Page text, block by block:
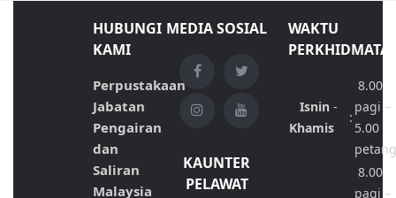
HUBUNGI
KAMI
Perpustakaan
Jabatan
Pengairan
dan
Saliran
Malaysia
MEDIA SOSIAL
KAUNTER
PELAWAT
WAKTU
Isnin-
Khamis
:
8.00
pagi –
5.00
8.00
pagi –